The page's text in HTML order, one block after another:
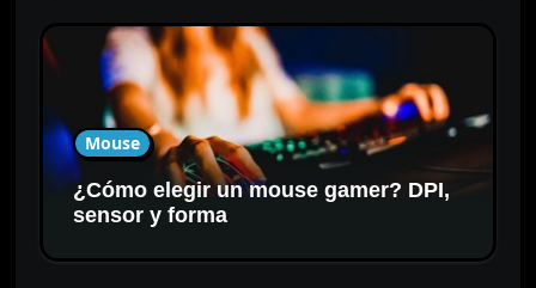
Mouse
¿Cómo elegir un mouse gamer? DPI,
sensor y forma